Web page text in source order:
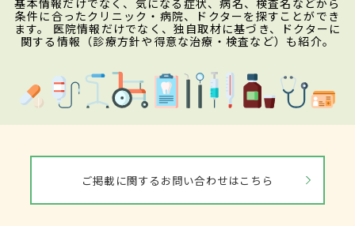
条件に合ったクリニック・病院、ドクターを探すことができ
ます。 医院情報だけでなく、独自取材に基づき、ドクターに
関する情報（診療方針や得意な治療・検査など）も紹介。
ご掲載に関するお問い合わせはこちら